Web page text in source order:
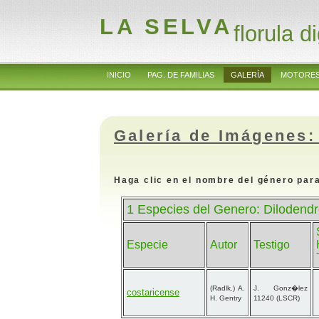
LA SELVAflorula
INICIO PAG. DE FAMILIAS GALERÍA
Galería de
Haga clic en el nombre del género
1 Especies del Genero:
Especie Autor Testigo
costaricense
(Radlk.) A.
H. Gentry
J. Gonz�lez
11240 (LSCR)